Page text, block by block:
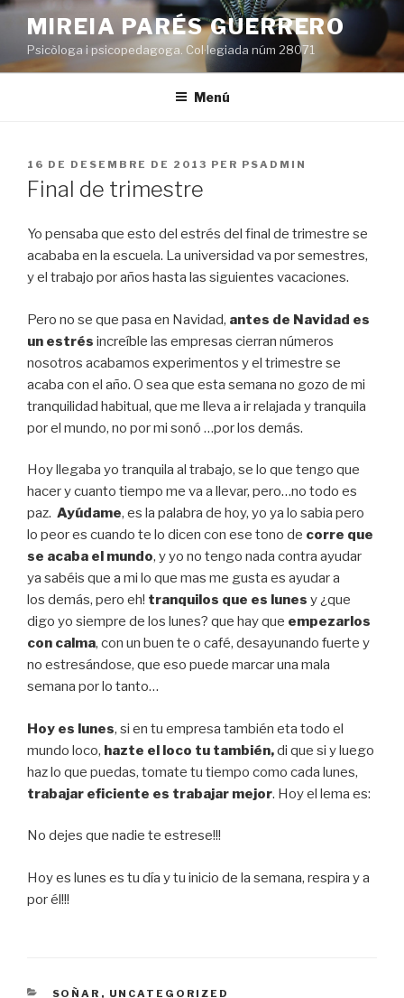
Vés
contingut
MIREIA PARÉS GUERRERO
Psicòloga i psicopedagoga. Col·legiada núm 28071
Menú
PUBLICAT
A
16 DE DESEMBRE DE 2013 PER PSADMIN
Final de trimestre
Yo pensaba que esto del estrés del final de trimestre se
acababa en la escuela. La universidad va por semestres,
y el trabajo por años hasta las siguientes vacaciones.
Pero no se que pasa en Navidad, antes de Navidad es
un estrés increíble las empresas cierran números
nosotros acabamos experimentos y el trimestre se
acaba con el año. O sea que esta semana no gozo de mi
tranquilidad habitual, que me lleva a ir relajada y tranquila
por el mundo, no por mi sonó …por los demás.
Hoy llegaba yo tranquila al trabajo, se lo que tengo que
hacer y cuanto tiempo me va a llevar, pero…no todo es
paz. Ayúdame, es la palabra de hoy, yo ya lo sabia pero
lo peor es cuando te lo dicen con ese tono de corre que
se acaba el mundo, y yo no tengo nada contra ayudar
ya sabéis que a mi lo que mas me gusta es ayudar a
los demás, pero eh! tranquilos que es lunes y ¿que
digo yo siempre de los lunes? que hay que empezarlos
con calma, con un buen te o café, desayunando fuerte y
no estresándose, que eso puede marcar una mala
semana por lo tanto…
Hoy es lunes, si en tu empresa también eta todo el
mundo loco, hazte el loco tu también,di que si y luego
haz lo que puedas, tomate tu tiempo como cada lunes,
trabajar eficiente es trabajar mejor. Hoy el lema es:
No dejes que nadie te estrese!!!
Hoy es lunes es tu día y tu inicio de la semana, respira y a
por él!!!
CATEGORIES
SOÑAR , UNCATEGORIZED